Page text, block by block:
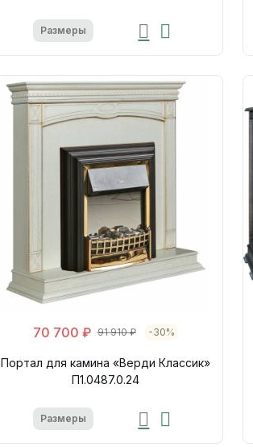
Размеры
70 700 ₽ 91 910 ₽ -30%
Портал для камина «Верди Классик»
П1.0487.0.24
Размеры